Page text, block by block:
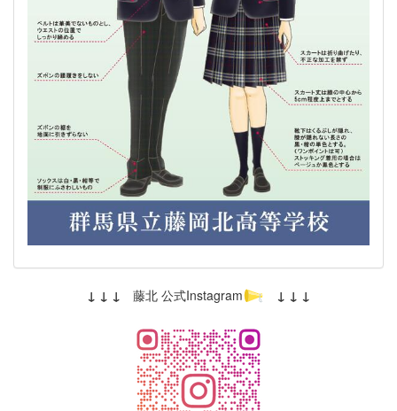
↓ ↓ ↓ 藤北 公式Instagram ↓ ↓ ↓